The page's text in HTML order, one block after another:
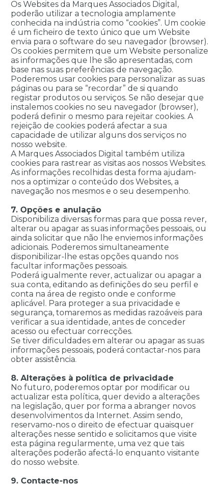
Os Websites da Marques Associados Digital,
poderão utilizar a tecnologia amplamente
conhecida na indústria como “cookies”. Um cookie
é um ficheiro de texto único que um Website
envia para o software do seu navegador (browser).
Os cookies permitem que um Website personalize
as informações que lhe são apresentadas, com
base nas suas preferências de navegação.
Poderemos usar cookies para personalizar as suas
páginas ou para se “recordar” de si quando
registar produtos ou serviços. Se não desejar que
instalemos cookies no seu navegador (browser),
poderá definir o mesmo para rejeitar cookies. A
rejeição de cookies poderá afectar a sua
capacidade de utilizar alguns dos serviços no
nosso website.
A Marques Associados Digital também utiliza
cookies para rastrear as visitas aos nossos Websites.
As informações recolhidas desta forma ajudam-
nos a optimizar o conteúdo dos Websites, a
navegação nos mesmos e o seu desempenho.
7. Opções e anulação
Disponibiliza diversas formas para que possa rever,
alterar ou apagar as suas informações pessoais, ou
ainda solicitar que não lhe enviemos informações
adicionais. Poderemos simultaneamente
disponibilizar-lhe estas opções quando nos
facultar informações pessoais.
Poderá igualmente rever, actualizar ou apagar a
sua conta, editando as definições do seu perfil e
conta na área de registo onde e conforme
aplicável. Para proteger a sua privacidade e
segurança, tomaremos as medidas razoáveis para
verificar a sua identidade, antes de conceder
acesso ou efectuar correcções.
Se tiver dificuldades em alterar ou apagar as suas
informações pessoais, poderá contactar-nos para
obter assistência.
8. Alterações à política de privacidade
No futuro, poderemos optar por modificar ou
actualizar esta política, quer devido a alterações
na legislação, quer por forma a abranger novos
desenvolvimentos da Internet. Assim sendo,
reservamo-nos o direito de efectuar quaisquer
alterações nesse sentido e solicitamos que visite
esta página regularmente, uma vez que tais
alterações poderão afectá-lo enquanto visitante
do nosso website.
9. Contacte-nos